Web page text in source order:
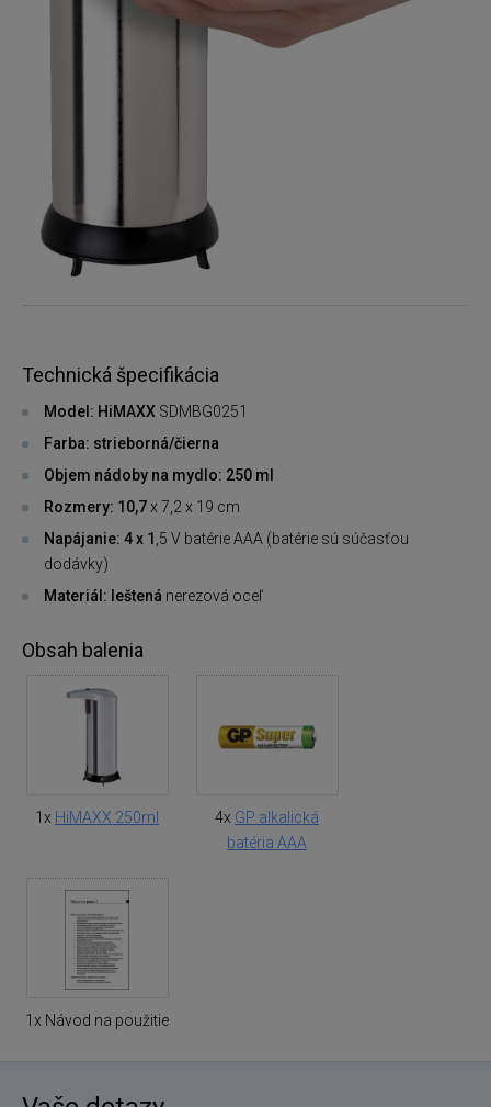
Technická špecifikácia
Model: HiMAXX SDMBG0251
Farba: strieborná/čierna
Objem nádoby na mydlo: 250 ml
Rozmery: 10,7x 7,2 x 19 cm
Napájanie: 4 x 1 ,5 V batérie AAA (batérie sú súčasťou
dodávky)
Materiál: leštená nerezová oceľ
Obsah balenia
1x HiMAXX 250ml 4x GP alkalická
batéria AAA
1x Návod na použitie